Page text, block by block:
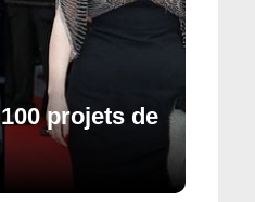
projets de